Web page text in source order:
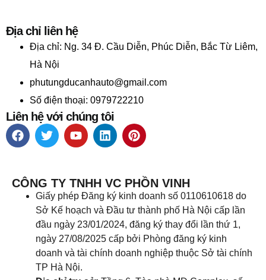
Địa chỉ liên hệ
Địa chỉ: Ng. 34 Đ. Cầu Diễn, Phúc Diễn, Bắc Từ Liêm,
Hà Nội
phutungducanhauto@gmail.com
Số điện thoại: 0979722210
Liên hệ với chúng tôi
CÔNG TY TNHH VC PHỒN VINH
Giấy phép Đăng ký kinh doanh số 0110610618 do
Sở Kế hoạch và Đầu tư thành phố Hà Nội cấp lần
đầu ngày 23/01/2024, đăng ký thay đổi lần thứ 1,
ngày 27/08/2025 cấp bởi Phòng đăng ký kinh
doanh và tài chính doanh nghiệp thuộc Sở tài chính
TP Hà Nội.